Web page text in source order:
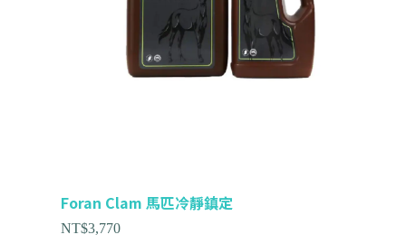
Foran Clam 馬匹冷靜鎮定
NT$3,770